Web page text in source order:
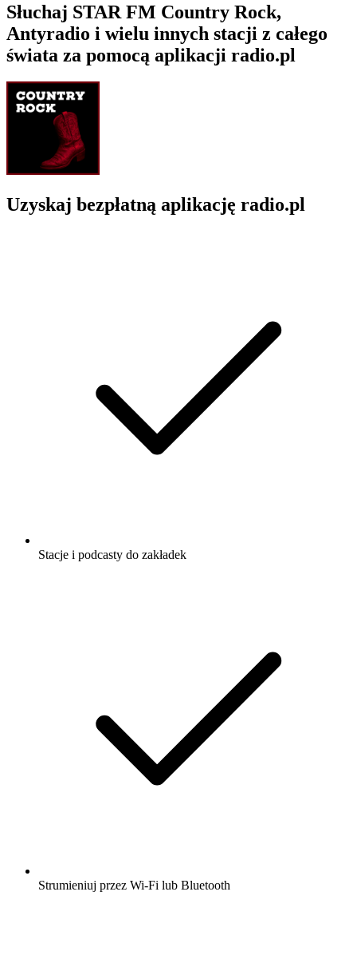
Słuchaj STAR FM Country Rock,
Antyradio i wielu innych stacji z całego
świata za pomocą aplikacji radio.pl
Uzyskaj bezpłatną aplikację radio.pl
Stacje i podcasty do zakładek
Strumieniuj przez Wi-Fi lub Bluetooth